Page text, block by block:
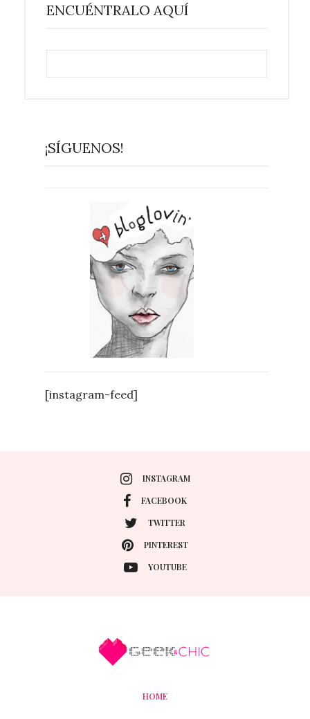
ENCUÉNTRALO AQUÍ
¡SÍGUENOS!
[instagram-feed]
INSTAGRAM
FACEBOOK
TWITTER
PINTEREST
YOUTUBE
HOME